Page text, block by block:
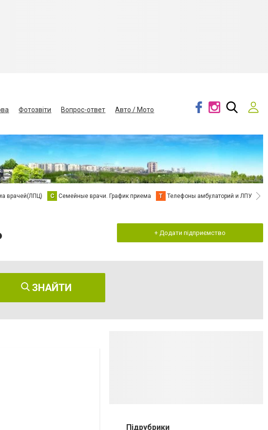
Фотозвіти Вопрос-ответ
Авто / Мото
врачей(ЛПЦ) С Семейные врачи. График приема Т Телефоны амбулаторий и ЛПУ В
+ Додати підприємство
ЗНАЙТИ
Підрубрики